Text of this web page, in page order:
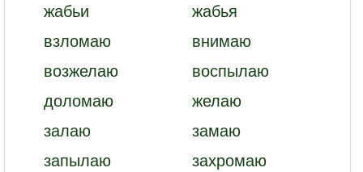
жабьи
жабья
взломаю
внимаю
возжелаю
воспылаю
доломаю
желаю
залаю
замаю
запылаю
захромаю